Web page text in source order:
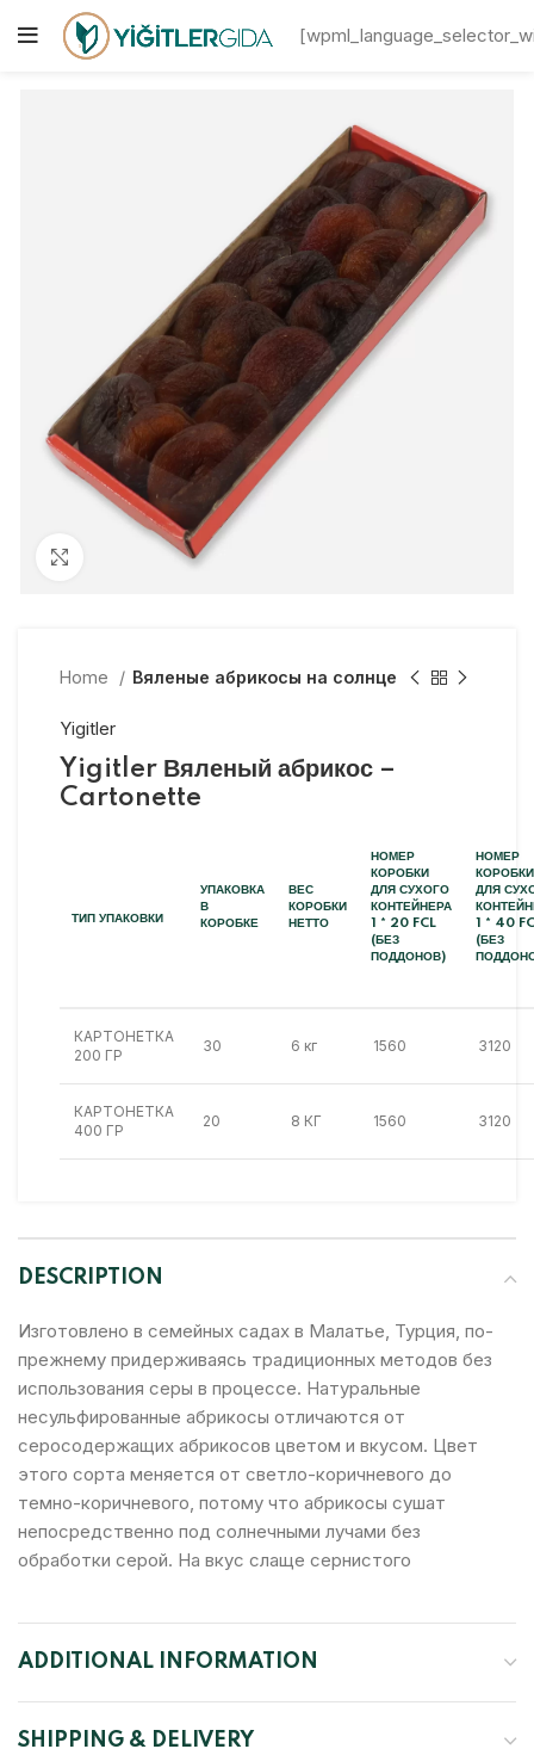
Click to enlarge
Home Вяленые абрикосы на солнце
Yigitler
Yigitler Вяленый абрикос –
Cartonette
ТИП УПАКОВКИ
УПАКОВКА
В
КОРОБКЕ
ВЕС
КОРОБКИ
НЕТТО
НОМЕР
КОРОБКИ
ДЛЯ СУХОГО
КОНТЕЙНЕРА
1 * 20 FCL
(БЕЗ
ПОДДОНОВ)
НОМЕР
КОРОБКИ
ДЛЯ
1 * 40
(БЕЗ
КАРТОНЕТКА
200 ГР
30 6 кг 1560 3120
КАРТОНЕТКА
400 ГР
20 8 КГ 1560 3120
DESCRIPTION
Изготовлено в семейных садах в Малатье, Турция, по-
прежнему придерживаясь традиционных методов без
использования серы в процессе. Натуральные
несульфированные абрикосы отличаются от
серосодержащих абрикосов цветом и вкусом. Цвет
этого сорта меняется от светло-коричневого до
темно-коричневого, потому что абрикосы сушат
непосредственно под солнечными лучами без
обработки серой. На вкус слаще сернистого
ADDITIONAL INFORMATION
SHIPPING & DELIVERY